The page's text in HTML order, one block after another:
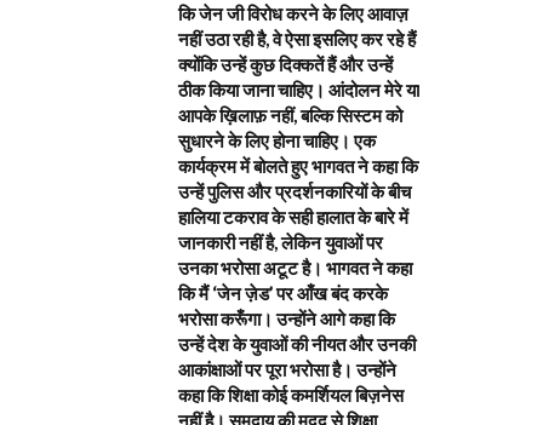
कि जेन जी विरोध करने के लिए आवाज़
नहीं उठा रही है, वे ऐसा इसलिए कर रहे हैं
क्योंकि उन्हें कुछ दिक्कतें हैं और उन्हें
ठीक किया जाना चाहिए। आंदोलन मेरे या
आपके ख़िलाफ़ नहीं, बल्कि सिस्टम को
सुधारने के लिए होना चाहिए। एक
कार्यक्रम में बोलते हुए भागवत ने कहा कि
उन्हें पुलिस और प्रदर्शनकारियों के बीच
हालिया टकराव के सही हालात के बारे में
जानकारी नहीं है, लेकिन युवाओं पर
उनका भरोसा अटूट है। भागवत ने कहा
कि मैं ‘जेन ज़ेड’ पर आँख बंद करके
भरोसा करूँगा। उन्होंने आगे कहा कि
उन्हें देश के युवाओं की नीयत और उनकी
आकांक्षाओं पर पूरा भरोसा है। उन्होंने
कहा कि शिक्षा कोई कमर्शियल बिज़नेस
नहीं है। समुदाय की मदद से शिक्षा